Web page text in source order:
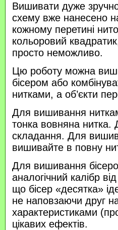
Вишивати дуже
схему вже нанесено
кожному перетині
кольоровий
просто неможливо.
Цю роботу можна
бісером або
нитками, а об’єкти
Для вишивання
тонка вовняна
складання. Для
вишивайте в повну
Для вишивання
аналогічний калібр
що бісер «десятка»
не наповзаючи друг
характеристиками
цікавих ефектів.